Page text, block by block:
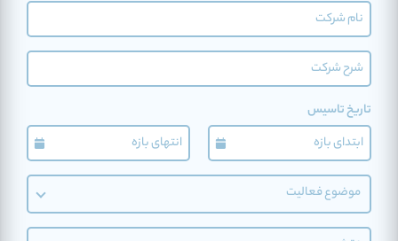
تاریخ تاسیس
موضوع فعالیت